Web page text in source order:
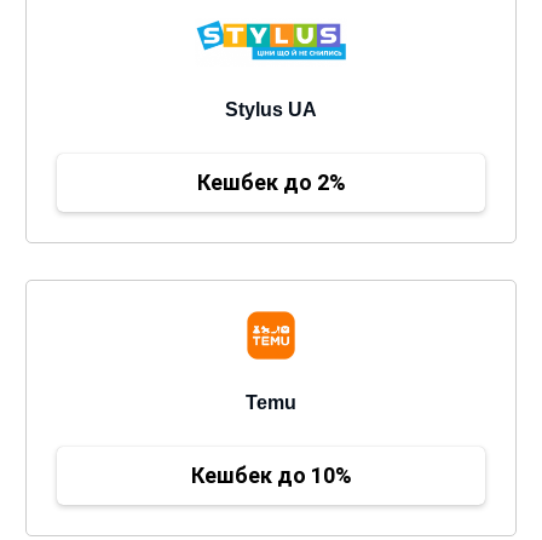
Stylus UA
Кешбек до 2%
Temu
Кешбек до 10%